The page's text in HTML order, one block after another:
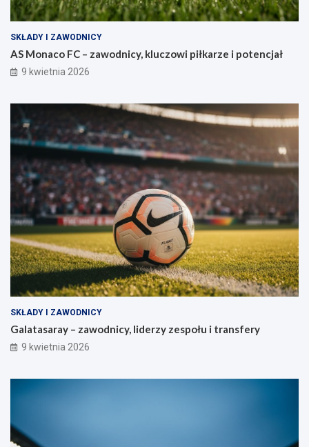
SKŁADY I ZAWODNICY
AS Monaco FC – zawodnicy, kluczowi piłkarze i potencjał
9 kwietnia 2026
SKŁADY I ZAWODNICY
Galatasaray – zawodnicy, liderzy zespołu i transfery
9 kwietnia 2026